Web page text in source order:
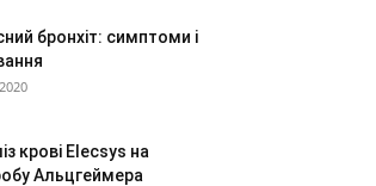
бронхіт: симптоми і
крові Elecsys на
Альцгеймера